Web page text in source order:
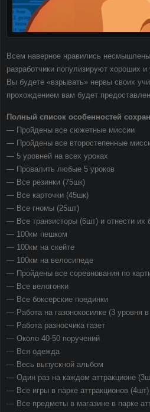
Всем наверное нравились
разработчики популизируют хороших
Вы будете «взрывать» нервы своих
прохождением вам будет
Полный список особенностей
— Пройдены все сюжетные миссии
— Пройдены все второстепенные
— 5 уровней на всех уроках
— Провалить любые 5 уроков
— Все резинки (75шк)
— Все карточки (45шк)
— Все гномы (25шт)
— Все транзисторы (6шт) и отнести их
— 100км пешком
— 100км на скейте
— 100км на велосипеде
— Пройдены все соревнования по
— Все велогонки
— Все боксерские поединки
— Работа на газонокосилке (3 уровня
— Работа разносчика газет
— Около 40-50 поручений
— Вся одежда
— Весь выпускной альбом
— Один раз на каждом аттракционе
— Все игры в парке аттракционов (4шт)
— Все предметы в магазине в парке